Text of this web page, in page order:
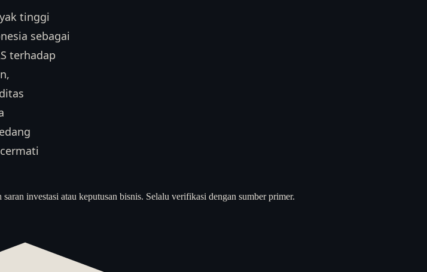
tinggi
sebagai
terhadap
investasi atau keputusan bisnis. Selalu verifikasi dengan sumber primer.